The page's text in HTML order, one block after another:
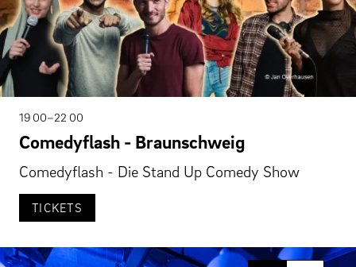
19 00–22 00
Comedyflash - Braunschweig
Comedyflash - Die Stand Up Comedy Show
TICKETS